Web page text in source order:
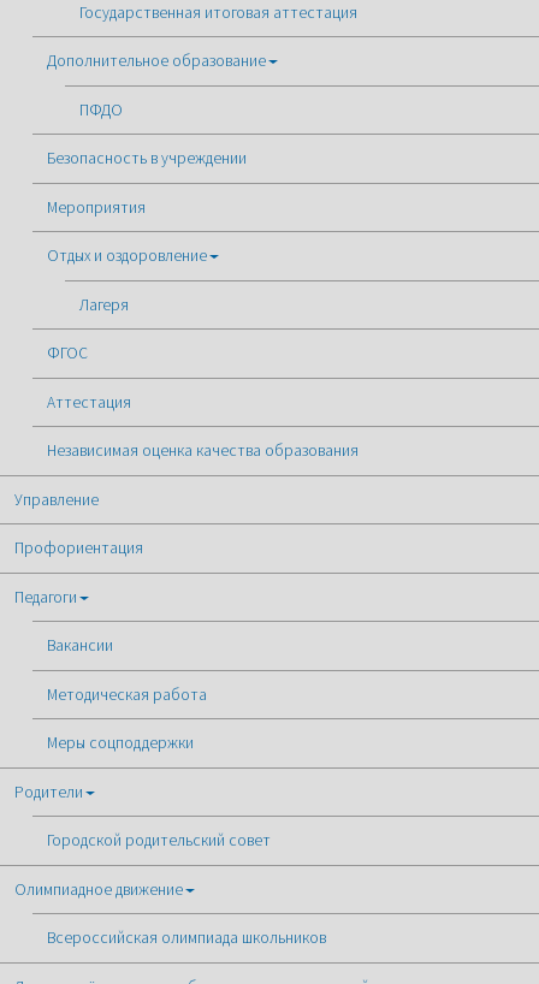
Государственная итоговая аттестация
Дополнительное образование
ПФДО
Безопасность в учреждении
Мероприятия
Отдых и оздоровление
Лагеря
ФГОС
Аттестация
Независимая оценка качества образования
Управление
Профориентация
Педагоги
Вакансии
Методическая работа
Меры соцподдержки
Родители
Городской родительский совет
Олимпиадное движение
Всероссийская олимпиада школьников